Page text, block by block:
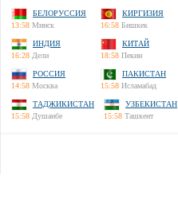
БЕЛОРУССИЯ
13:58 Минск
КИРГИЗИЯ
16:58 Бишкек
ИНДИЯ
16:28 Дели
КИТАЙ
18:58 Пекин
РОССИЯ
14:58 Москва
ПАКИСТАН
15:58 Исламабад
ТАДЖИКИСТАН
15:58 Душанбе
УЗБЕКИСТАН
15:58 Ташкент